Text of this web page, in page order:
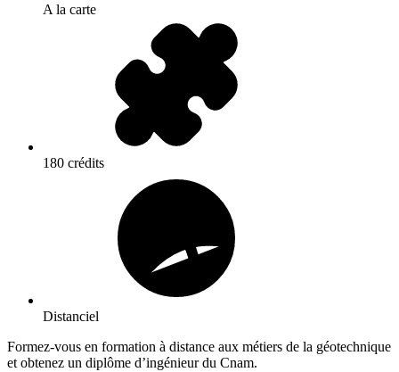
A la carte
180 crédits
Distanciel
Formez-vous en formation à distance aux métiers de la géotechnique
et obtenez un diplôme d’ingénieur du Cnam.